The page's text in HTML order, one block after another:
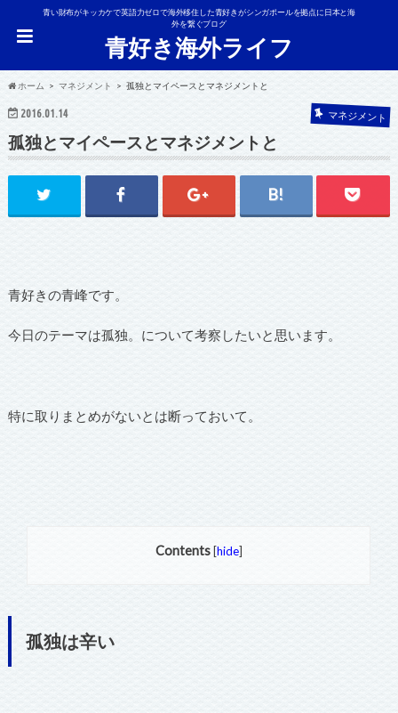
青い財布がキッカケで英語力ゼロで海外移住した青好きがシンガポールを拠点に日本と海
外を繋ぐブログ
青好き海外ライフ
ホーム マネジメント 孤独とマイペースとマネジメントと
2016.01.14 マネジメント
孤独とマイペースとマネジメントと
青好きの青峰です。
今日のテーマは孤独。について考察したいと思います。
特に取りまとめがないとは断っておいて。
Contents[hide]
孤独は辛い